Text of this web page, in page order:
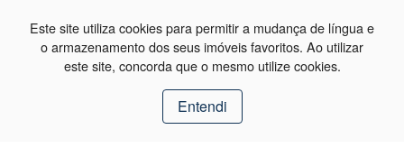
Este site utiliza cookies para permitir a mudança de língua e
o armazenamento dos seus imóveis favoritos. Ao utilizar
este site, concorda que o mesmo utilize cookies.
Entendi